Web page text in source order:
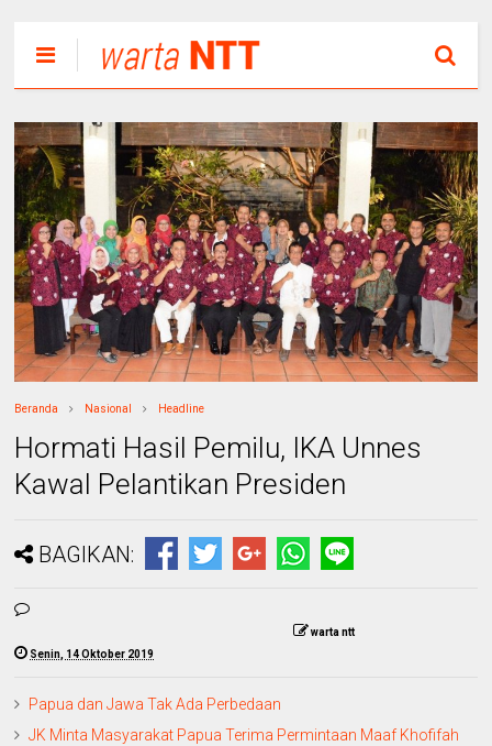
Beranda Nasional Headline
Hormati Hasil Pemilu, IKA Unnes
Kawal Pelantikan Presiden
BAGIKAN:
warta ntt
Senin, 14 Oktober 2019
Papua dan Jawa Tak Ada Perbedaan
JK Minta Masyarakat Papua Terima Permintaan Maaf Khofifah